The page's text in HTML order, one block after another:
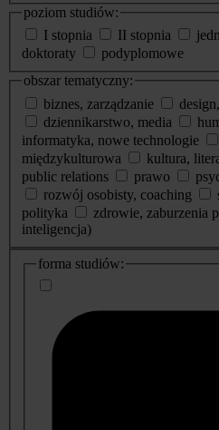
poziom studiów:
I stopnia
II stopnia
doktoraty
podyplomowe
obszar tematyczny:
biznes, zarządzanie
dziennikarstwo, media
informatyka, nowe technologie
międzykulturowa
kultura,
public relations
prawo
rozwój osobisty, coaching
polityka
zdrowie, zaburzenia
inteligencja)
dodatkowe
informacje
forma studiów: